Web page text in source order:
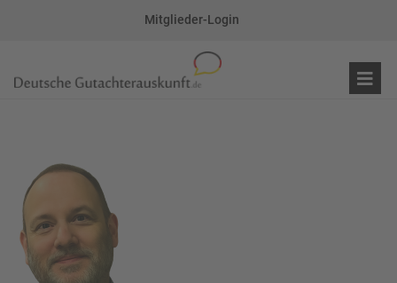
Mitglieder-Login